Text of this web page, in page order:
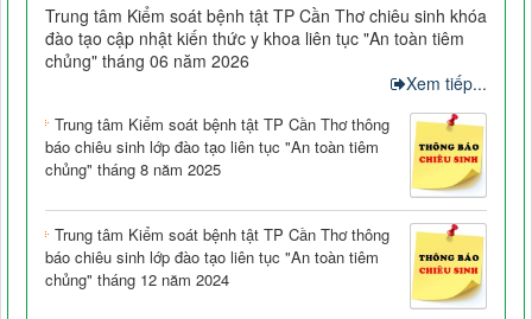
Trung tâm Kiểm soát bệnh tật TP Cần Thơ chiêu sinh khóa
đào tạo cập nhật kiến thức y khoa liên tục "An toàn tiêm
chủng" tháng 06 năm 2026
Xem tiếp...
Trung tâm Kiểm soát bệnh tật TP Cần Thơ thông
báo chiêu sinh lớp đào tạo liên tục "An toàn tiêm
chủng" tháng 8 năm 2025
Trung tâm Kiểm soát bệnh tật TP Cần Thơ thông
báo chiêu sinh lớp đào tạo liên tục "An toàn tiêm
chủng" tháng 12 năm 2024